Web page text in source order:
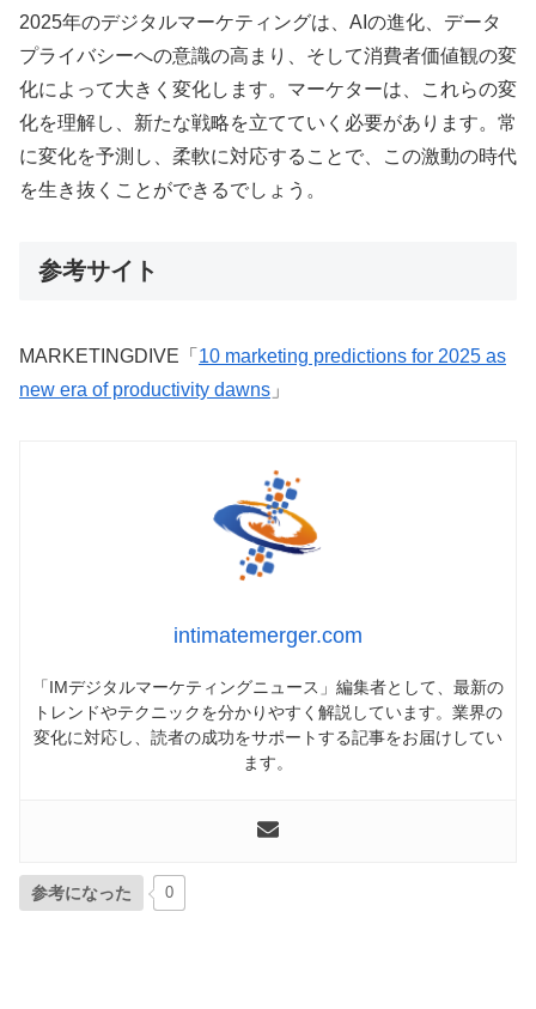
2025年のデジタルマーケティングは、AIの進化、データ
プライバシーへの意識の高まり、そして消費者価値観の変
化によって大きく変化します。マーケターは、これらの変
化を理解し、新たな戦略を立てていく必要があります。常
に変化を予測し、柔軟に対応することで、この激動の時代
を生き抜くことができるでしょう。
参考サイト
MARKETINGDIVE「 10 marketing predictions for 2025 as
new era of productivity dawns 」
intimatemerger.com
「IMデジタルマーケティングニュース」編集者として、最新の
トレンドやテクニックを分かりやすく解説しています。業界の
変化に対応し、読者の成功をサポートする記事をお届けしてい
ます。
参考になった 0